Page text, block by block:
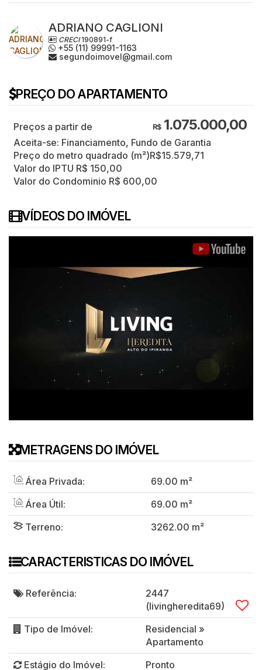
ADRIANO CAGLIONI
CRECI190891-f
+55 (11) 99991-1163
segundoimovel@gmail.com
PREÇO DO APARTAMENTO
R$1.075.000,00
Aceita-se: Financiamento, Fundo de Garantia
Preço do metro quadrado (m²)R$15.579,71
Valor do IPTU R$ 150,00
Valor do Condominio R$ 600,00
VÍDEOS DO IMÓVEL
METRAGENS DO IMÓVEL
Área Privada: 69.00 m²
Área Útil:
69.00 m²
Terreno:
3262.00 m²
CARACTERISTICAS DO IMÓVEL
Referência:
2447
(livingheredita69)
Tipo de Imóvel:
Residencial »
Apartamento
Estágio do Imóvel:
Pronto